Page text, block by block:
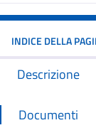
INDICE DELLA
Descrizione
Documenti